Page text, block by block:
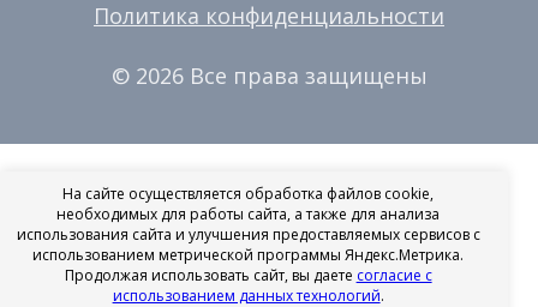
Политика конфиденциальности
© 2026 Все права защищены
На сайте осуществляется обработка файлов cookie,
необходимых для работы сайта, а также для анализа
использования сайта и улучшения предоставляемых сервисов с
использованием метрической программы Яндекс.Метрика.
Продолжая использовать сайт, вы даете согласие с
использованием данных технологий.